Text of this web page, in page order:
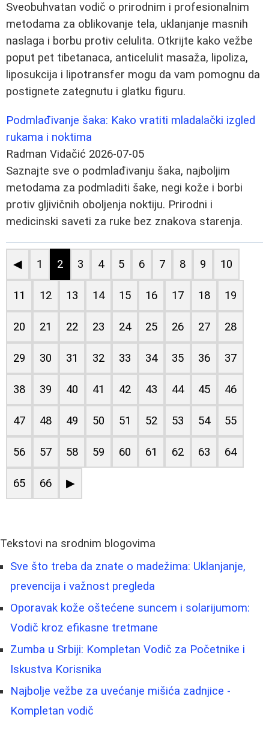
Sveobuhvatan vodič o prirodnim i profesionalnim
metodama za oblikovanje tela, uklanjanje masnih
naslaga i borbu protiv celulita. Otkrijte kako vežbe
poput pet tibetanaca, anticelulit masaža, lipoliza,
liposukcija i lipotransfer mogu da vam pomognu da
postignete zategnutu i glatku figuru.
Podmlađivanje šaka: Kako vratiti mladalački izgled
rukama i noktima
Radman Vidačić 2026-07-05
Saznajte sve o podmlađivanju šaka, najboljim
metodama za podmladiti šake, negi kože i borbi
protiv gljivičnih oboljenja noktiju. Prirodni i
medicinski saveti za ruke bez znakova starenja.
◀ 1 2 3 4 5 6 7 8 9 10
11 12 13 14 15 16 17 18 19
20 21 22 23 24 25 26 27 28
29 30 31 32 33 34 35 36 37
38 39 40 41 42 43 44 45 46
47 48 49 50 51 52 53 54 55
56 57 58 59 60 61 62 63 64
65 66 ▶
Tekstovi na srodnim blogovima
Sve što treba da znate o madežima: Uklanjanje,
prevencija i važnost pregleda
Oporavak kože oštećene suncem i solarijumom:
Vodič kroz efikasne tretmane
Zumba u Srbiji: Kompletan Vodič za Početnike i
Iskustva Korisnika
Najbolje vežbe za uvećanje mišića zadnjice -
Kompletan vodič